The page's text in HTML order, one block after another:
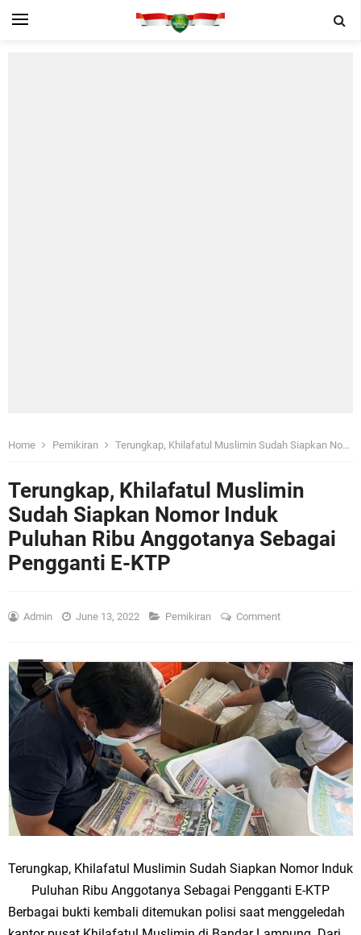
Home Pemikiran Terungkap, Khilafatul Muslimin Sudah Siapkan Nomor Induk Puluhan Ribu Anggotanya Sebagai Pengganti E-KTP
Terungkap, Khilafatul Muslimin
Sudah Siapkan Nomor Induk
Puluhan Ribu Anggotanya Sebagai
Pengganti E-KTP
Admin June 13, 2022 Pemikiran Comment
Terungkap, Khilafatul Muslimin Sudah Siapkan Nomor Induk
Puluhan Ribu Anggotanya Sebagai Pengganti E-KTP
Berbagai bukti kembali ditemukan polisi saat menggeledah